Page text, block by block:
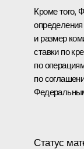
Кроме того,
и размер
ставки по
по
по
Статус